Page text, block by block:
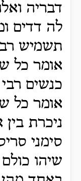
דבריה
לה דדים
תשמיש
אומר כל
כנשים
אומר כל
ניכרת
סימני
שיהו